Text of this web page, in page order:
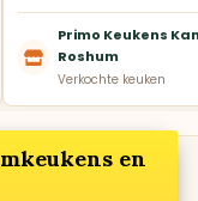
Primo Keukens
Roshum
Verkochte keuken
en